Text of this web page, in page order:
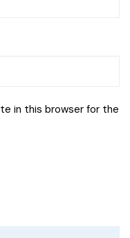
in this browser for the